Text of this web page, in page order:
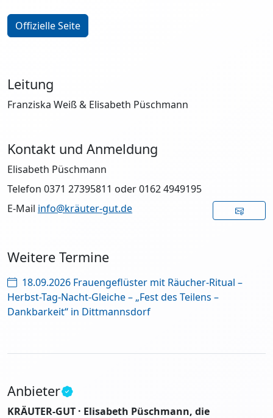
Offizielle Seite
Leitung
Franziska Weiß & Elisabeth Püschmann
Kontakt und Anmeldung
Elisabeth Püschmann
Telefon 0371 27395811 oder 0162 4949195
E-Mail info@kräuter-gut.de
Weitere Termine
18.09.2026 Frauengeflüster mit Räucher-Ritual –
Herbst-Tag-Nacht-Gleiche – „Fest des Teilens –
Dankbarkeit“ in Dittmannsdorf
Anbieter
KRÄUTER-GUT · Elisabeth Püschmann, die